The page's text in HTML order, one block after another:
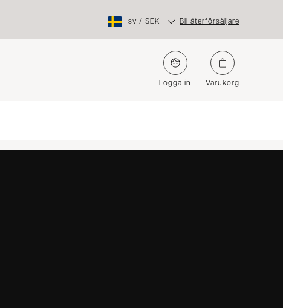
sv / SEK Bli återförsäljare
Logga in Varukorg